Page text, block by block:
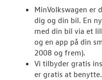
MinVolkswagen er
dig og din bil. En
med din bil via et
og en app på din
2008 og frem).
Vi tilbyder gratis
er gratis at benytte.